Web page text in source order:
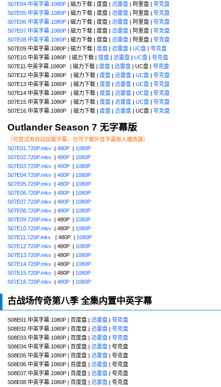
S07E04.中英字幕.1080P | 磁力下载 | 度盘 | 迅雷盘 | 阿里盘 | 夸克盘
S07E05.中英字幕.1080P | 磁力下载 | 度盘 | 迅雷盘 | 阿里盘 | 夸克盘
S07E06.中英字幕.1080P | 磁力下载 | 度盘 | 迅雷盘 | 阿里盘 | 夸克盘
S07E07.中英字幕.1080P | 磁力下载 | 度盘 | 迅雷盘 | 阿里盘 | 夸克盘
S07E08.中英字幕.1080P | 磁力下载 | 度盘 | 迅雷盘 | 阿里盘 | 夸克盘
S07E09.中英字幕.1080P | 磁力下载 | 度盘 | 迅雷盘 | UC盘 | 夸克盘
S07E10.中英字幕.1080P | 磁力下载 | 度盘 | 迅雷盘 | UC盘 | 夸克盘
S07E11.中英字幕.1080P | 磁力下载 | 度盘 | 迅雷盘 | UC盘 | 夸克盘
S07E12.中英字幕.1080P | 磁力下载 | 度盘 | 迅雷盘 | UC盘 | 夸克盘
S07E13.中英字幕.1080P | 磁力下载 | 度盘 | 迅雷盘 | UC盘 | 夸克盘
S07E14.中英字幕.1080P | 磁力下载 | 度盘 | 迅雷盘 | UC盘 | 夸克盘
S07E15.中英字幕.1080P | 磁力下载 | 度盘 | 迅雷盘 | UC盘 | 夸克盘
S07E16.中英字幕.1080P | 磁力下载 | 度盘 | 迅雷盘 | UC盘 | 夸克盘
Outlander Season 7 无字幕版
（可尝试用自动加载字幕，也可下载外挂字幕拖入播放器）
S07E01.720P.mkv | 480P | 1080P
S07E02.720P.mkv | 480P | 1080P
S07E03.720P.mkv | 480P | 1080P
S07E04.720P.mkv | 480P | 1080P
S07E05.720P.mkv | 480P | 1080P
S07E06.720P.mkv | 480P | 1080P
S07E07.720P.mkv | 480P | 1080P
S07E08.720P.mkv | 480P | 1080P
S07E09.720P.mkv | 480P | 1080P
S07E10.720P.mkv | 480P | 1080P
S07E11.720P.mkv | 480P | 1080P
S07E12.720P.mkv | 480P | 1080P
S07E13.720P.mkv | 480P | 1080P
S07E14.720P.mkv | 480P | 1080P
S07E15.720P.mkv | 480P | 1080P
S07E16.720P.mkv | 480P | 1080P
古战场传奇第八季 全集内置中英字幕
S08E01.中英字幕.1080P | 百度盘 | 迅雷盘 | 夸克盘
S08E02.中英字幕.1080P | 百度盘 | 迅雷盘 | 夸克盘
S08E03.中英字幕.1080P | 百度盘 | 迅雷盘 | 夸克盘
S08E04.中英字幕.1080P | 百度盘 | 迅雷盘 | 夸克盘
S08E05.中英字幕.1080P | 百度盘 | 迅雷盘 | 夸克盘
S08E06.中英字幕.1080P | 百度盘 | 迅雷盘 | 夸克盘
S08E07.中英字幕.1080P | 百度盘 | 迅雷盘 | 夸克盘
S08E08.中英字幕.1080P | 百度盘 | 迅雷盘 | 夸克盘